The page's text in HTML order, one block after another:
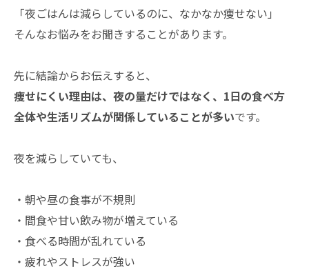
「夜ごはんは減らしているのに、なかなか痩せない」
そんなお悩みをお聞きすることがあります。
先に結論からお伝えすると、
痩せにくい理由は、夜の量だけではなく、1日の食べ方
全体や生活リズムが関係していることが多いです。
夜を減らしていても、
・朝や昼の食事が不規則
・間食や甘い飲み物が増えている
・食べる時間が乱れている
・疲れやストレスが強い